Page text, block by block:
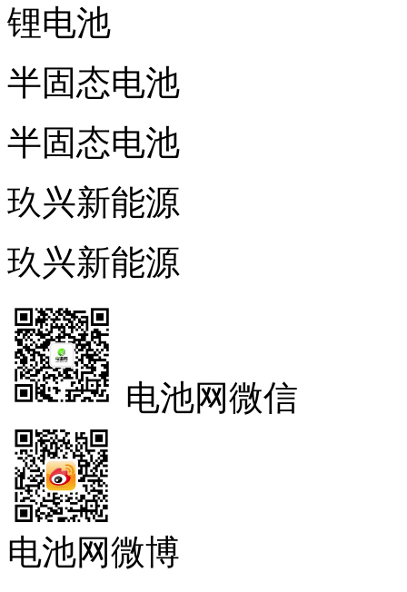
锂电池
半固态电池
半固态电池
玖兴新能源
玖兴新能源
电池网微信
电池网微博